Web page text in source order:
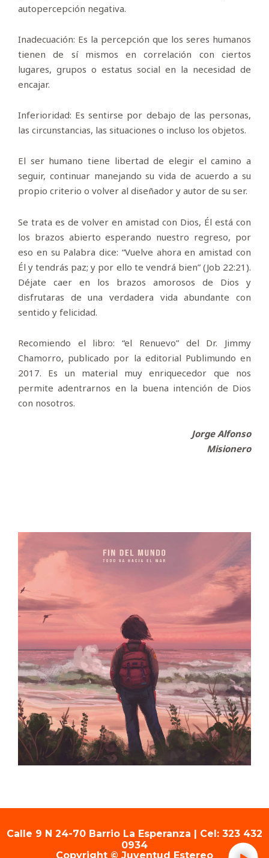
autopercepción negativa.
Inadecuación: Es la percepción que los seres humanos
tienen de sí mismos en correlación con ciertos
lugares, grupos o estatus social en la necesidad de
encajar.
Inferioridad: Es sentirse por debajo de las personas,
las circunstancias, las situaciones o incluso los objetos.
El ser humano tiene libertad de elegir el camino a
seguir, continuar manejando su vida de acuerdo a su
propio criterio o volver al diseñador y autor de su ser.
Se trata es de volver en amistad con Dios, Él está con
los brazos abierto esperando nuestro regreso, por
eso en su Palabra dice: “Vuelve ahora en amistad con
Él y tendrás paz; y por ello te vendrá bien” (Job 22:21).
Déjate caer en los brazos amorosos de Dios y
disfrutaras de una verdadera vida abundante con
sentido y felicidad.
Recomiendo el libro: “el Renuevo” del Dr. Jimmy
Chamorro, publicado por la editorial Publimundo en
2017. Es un material muy enriquecedor que nos
permite adentrarnos en la buena intención de Dios
con nosotros.
Jorge Alfonso
Misionero
Calle 9 N 24-70 Barrio La Esperanza | Cel: 323 432
0934
Copyright © Juventud Estereo